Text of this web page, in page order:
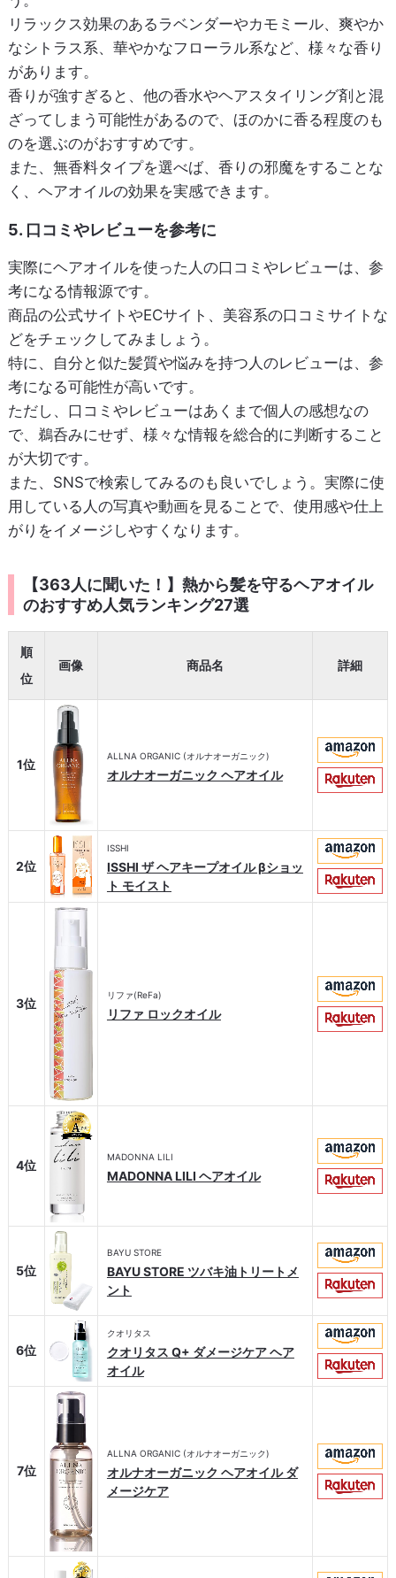
リラックス効果のあるラベンダーやカモミール、爽やか
なシトラス系、華やかなフローラル系など、様々な香り
があります。
香りが強すぎると、他の香水やヘアスタイリング剤と混
ざってしまう可能性があるので、ほのかに香る程度のも
のを選ぶのがおすすめです。
また、無香料タイプを選べば、香りの邪魔をすることな
く、ヘアオイルの効果を実感できます。
5. 口コミやレビューを参考に
実際にヘアオイルを使った人の口コミやレビューは、参
考になる情報源です。
商品の公式サイトやECサイト、美容系の口コミサイトな
どをチェックしてみましょう。
特に、自分と似た髪質や悩みを持つ人のレビューは、参
考になる可能性が高いです。
ただし、口コミやレビューはあくまで個人の感想なの
で、鵜呑みにせず、様々な情報を総合的に判断すること
が大切です。
また、SNSで検索してみるのも良いでしょう。実際に使
用している人の写真や動画を見ることで、使用感や仕上
がりをイメージしやすくなります。
【363人に聞いた！】熱から髪を守るヘアオイル
のおすすめ人気ランキング27選
順
位
画像 商品名 詳細
1位
ALLNA ORGANIC (オルナオーガニック)
オルナオーガニック ヘアオイル
2位
ISSHI
ISSHI ザ ヘアキープオイル βショッ
ト モイスト
3位
リファ(ReFa)
リファ ロックオイル
4位
MADONNA LILI
MADONNA LILI ヘアオイル
5位
BAYU STORE
BAYU STORE ツバキ油トリートメ
ント
6位
クオリタス
クオリタス Q+ ダメージケア ヘア
オイル
7位
ALLNA ORGANIC (オルナオーガニック)
オルナオーガニック ヘアオイル ダ
メージケア